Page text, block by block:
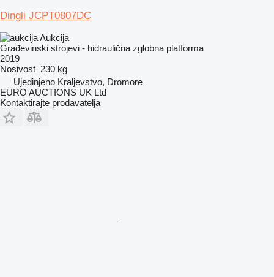
Dingli JCPT0807DC
Aukcija
Građevinski strojevi - hidraulična zglobna platforma
2019
Nosivost 230 kg
Ujedinjeno Kraljevstvo, Dromore
EURO AUCTIONS UK Ltd
Kontaktirajte prodavatelja